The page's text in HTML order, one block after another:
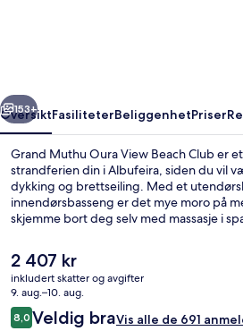
Neste
153+
OversiktFasiliteterBeliggenhetPriser
Grand Muthu Oura View Beach Club er
strandferien din i Albufeira, siden du vil
dykking og brettseiling. Med et
innendørsbasseng er det mye moro på
skjemme bort deg selv med massasje i
finner du 8 barer/lounger og en
både kjøleskap og wi-fi inkludert. Andre
annet den vennlige betjeningen.
Den
nåværende
prisen
er
2 407 kr
2 407 kr
inkludert skatter og avgifter
9. aug.–10. aug.
Anmeldelser
8,08,0 av 10 –
Veldig braVis alle de 691